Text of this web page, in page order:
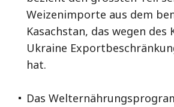
Weizenimporte aus dem
Kasachstan, das wegen
Ukraine
hat.
Das